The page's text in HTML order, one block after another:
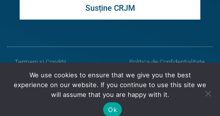
Susține CRJM
Termeni și Condiții
Politica de Confidențialitate
© Toate drepturile rezervate
Centrul de Resurse Juridice din Moldova
We use cookies to ensure that we give you the best
experience on our website. If you continue to use this site we
will assume that you are happy with it.
Ok